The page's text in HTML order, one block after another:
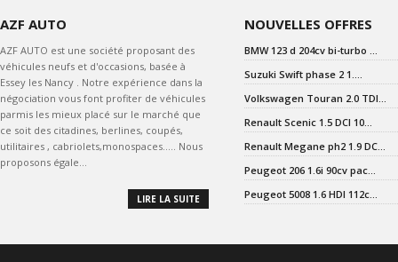
AZF AUTO
AZF AUTO est une société proposant des
véhicules neufs et d'occasions, basée à
Essey les Nancy . Notre expérience dans la
négociation vous font profiter de véhicules
parmis les mieux placé sur le marché que
ce soit des citadines, berlines, coupés,
utilitaires , cabriolets,monospaces..... Nous
proposons égale...
LIRE LA SUITE
NOUVELLES OFFRES
BMW 123 d 204cv bi-turbo ...
Suzuki Swift phase 2 1....
Volkswagen Touran 2.0 TDI...
Renault Scenic 1.5 DCI 10...
Renault Megane ph2 1.9 DC...
Peugeot 206 1.6i 90cv pac...
Peugeot 5008 1.6 HDI 112c...